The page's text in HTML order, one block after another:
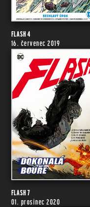
FLASH 4
16. červenec 2019
FLASH 7
01. prosinec 2020